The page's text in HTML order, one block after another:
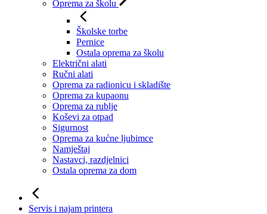
Oprema za školu
Školske torbe
Pernice
Ostala oprema za školu
Električni alati
Ručni alati
Oprema za radionicu i skladište
Oprema za kupaonu
Oprema za rublje
Koševi za otpad
Sigurnost
Oprema za kućne ljubimce
Namještaj
Nastavci, razdjelnici
Ostala oprema za dom
Servis i najam printera